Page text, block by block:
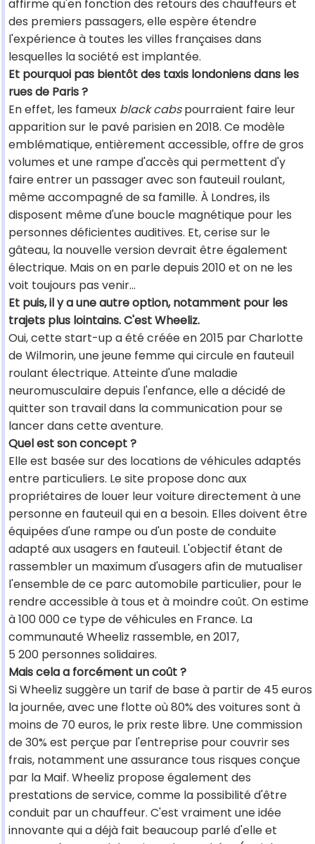
affirme qu'en fonction des retours des chauffeurs et
des premiers passagers, elle espère étendre
l'expérience à toutes les villes françaises dans
lesquelles la société est implantée.
Et pourquoi pas bientôt des taxis londoniens dans les
rues de Paris ?
En effet, les fameux black cabspourraient faire leur
apparition sur le pavé parisien en 2018. Ce modèle
emblématique, entièrement accessible, offre de gros
volumes et une rampe d'accès qui permettent d'y
faire entrer un passager avec son fauteuil roulant,
même accompagné de sa famille. À Londres, ils
disposent même d'une boucle magnétique pour les
personnes déficientes auditives. Et, cerise sur le
gâteau, la nouvelle version devrait être également
électrique. Mais on en parle depuis 2010 et on ne les
voit toujours pas venir...
Et puis, il y a une autre option, notamment pour les
trajets plus lointains. C'est Wheeliz.
Oui, cette start-up a été créée en 2015 par Charlotte
de Wilmorin, une jeune femme qui circule en fauteuil
roulant électrique. Atteinte d'une maladie
neuromusculaire depuis l'enfance, elle a décidé de
quitter son travail dans la communication pour se
lancer dans cette aventure.
Quel est son concept ?
Elle est basée sur des locations de véhicules adaptés
entre particuliers. Le site propose donc aux
propriétaires de louer leur voiture directement à une
personne en fauteuil qui en a besoin. Elles doivent être
équipées d'une rampe ou d'un poste de conduite
adapté aux usagers en fauteuil. L'objectif étant de
rassembler un maximum d'usagers afin de mutualiser
l'ensemble de ce parc automobile particulier, pour le
rendre accessible à tous et à moindre coût. On estime
à 100 000 ce type de véhicules en France. La
communauté Wheeliz rassemble, en 2017,
5 200 personnes solidaires.
Mais cela a forcément un coût ?
Si Wheeliz suggère un tarif de base à partir de 45 euros
la journée, avec une flotte où 80% des voitures sont à
moins de 70 euros, le prix reste libre. Une commission
de 30% est perçue par l'entreprise pour couvrir ses
frais, notamment une assurance tous risques conçue
par la Maif. Wheeliz propose également des
prestations de service, comme la possibilité d'être
conduit par un chauffeur. C'est vraiment une idée
innovante qui a déjà fait beaucoup parlé d'elle et